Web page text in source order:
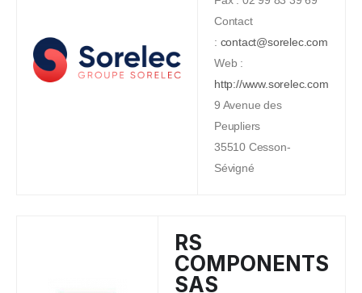
Contact
: contact@sorelec.com
Web :
http://www.sorelec.com
9 Avenue des
Peupliers
35510 Cesson-
Sévigné
RS
COMPONENTS
SAS